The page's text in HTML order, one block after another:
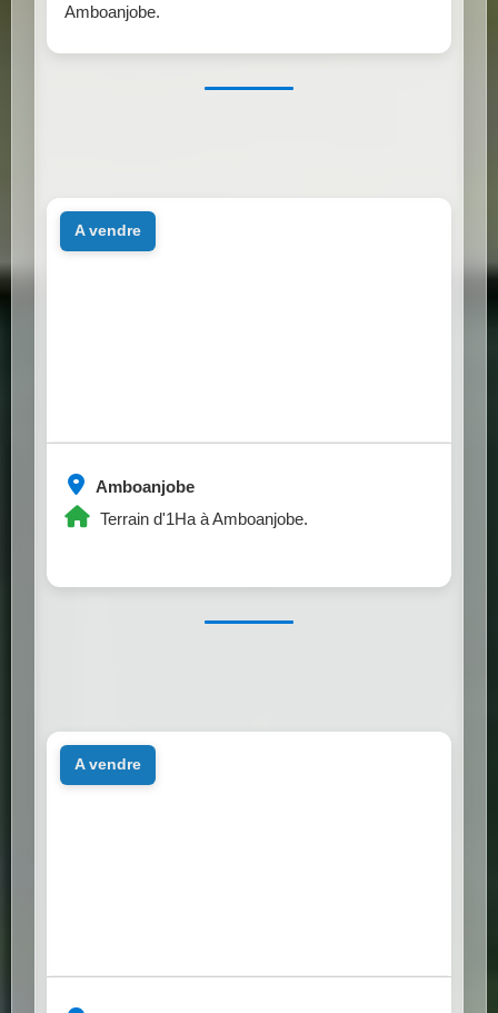
Amboanjobe.
Amboanjobe
Terrain d'1Ha à Amboanjobe.
a vendre
a vendre